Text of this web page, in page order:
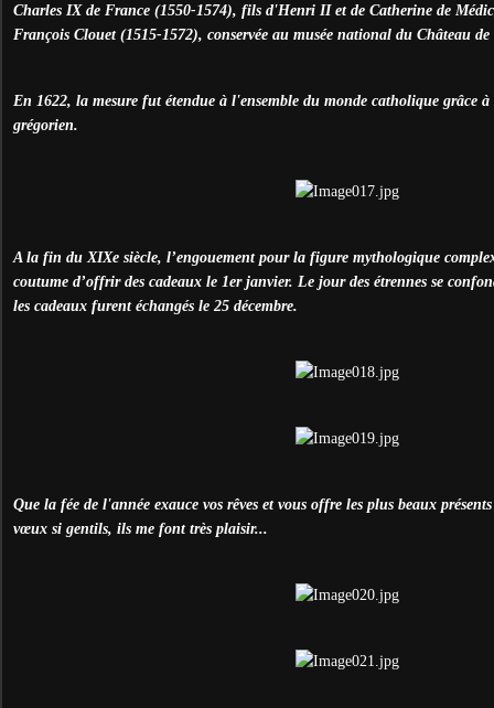
Charles IX de France (1550-1574), fils d'Henri II et de Catherine de
François Clouet (1515-1572), conservée au musée national du Château de
En 1622, la mesure fut étendue à l'ensemble du monde catholique grâce
grégorien.
A la fin du XIXe siècle, l’engouement pour la figure mythologique
coutume d’offrir des cadeaux le 1er janvier. Le jour des étrennes se
les cadeaux furent échangés le 25 décembre.
Que la fée de l'année exauce vos rêves et vous offre les plus beaux
vœux si gentils, ils me font très plaisir...